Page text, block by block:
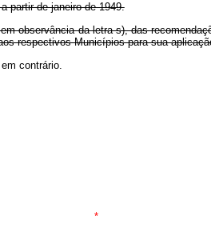
partir de janeiro de 1949.
observância da letra s), das
respectivos Municípios para sua
contrário.
*